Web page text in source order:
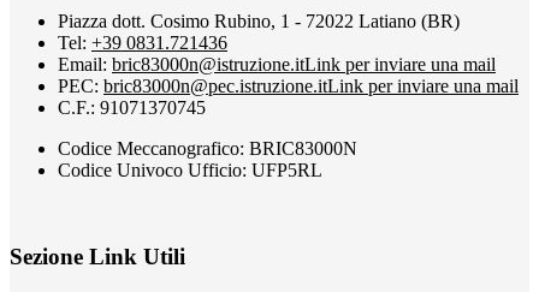
Piazza dott. Cosimo Rubino, 1 - 72022 Latiano (BR)
Tel: +39 0831.721436
Email: bric83000n@istruzione.itLink per inviare una mail
PEC: bric83000n@pec.istruzione.itLink per inviare una mail
C.F.: 91071370745
Codice Meccanografico: BRIC83000N
Codice Univoco Ufficio: UFP5RL
Sezione Link Utili